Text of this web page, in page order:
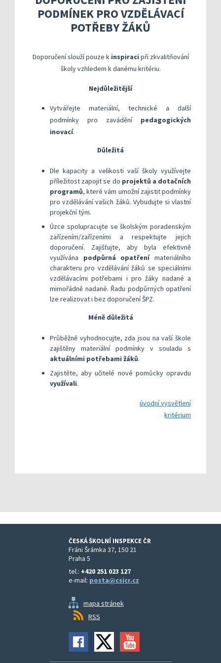
Další náměty pro realizaci vlastního hodnocení
Přehled nástrojů podle kritérií
Vybrané nástroje pro realizaci externího
Rok v ředitelně
Specifická
Informační
PODMÍNEK PRO VZDĚLÁVACÍ
POTŘEBY ŽÁKŮ
Doporučení slouží pouze k inspiraci při zkvalitňování
školy vzhledem k danému kritériu.
Nejdůležitější
Vytvářejte materiální, technické a další
podmínky pro zavádění pedagogických
inovací.
Důležitá
​Dle kapacity a velikosti vaší školy využívejte
příležitost zapojit se do projektů a dotačních
programů, které vám umožní zajistit podmínky
pro vzdělávání vašich žáků. Vybudujte si vlastní
projekční tým.
​Úzce spolupracujte se školským poradenským
zařízením/zařízeními a respektujte jejich
doporučení. Zajišťujte, aby byla efektivně
využívána podpůrná opatřenímateriálního
charakteru pro vzdělávání žáků se speciálními
vzdělávacími potřebami i pro žáky nadané a
mimořádně nadané. Řadu podpůrných opatření
lze realizovat i bez doporučení ŠPZ.
Méně důležitá
Průběžně vyhodnocujte, zda jsou na vaší škole
zajištěny materiální podmínky v souladu s
aktuálními potřebami žáků.
Zajistěte, aby učitelé nové pomůcky opravdu
využívali.
úvodní vysvětlení
kritérium
ČESKÁ ŠKOLNÍ INSPEKCE ČR
Fráni Šrámka 37, 150 21
Praha 5
tel.: +420 251 023 127
e-mail: posta@csicr.cz
mapa stránek
RSS